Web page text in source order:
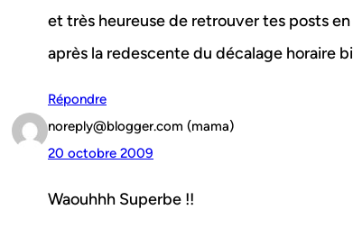
et très heureuse de retrouver tes posts
après la redescente du décalage horaire
Répondre
noreply@blogger.com (mama)
20 octobre 2009
Waouhhh Superbe !!